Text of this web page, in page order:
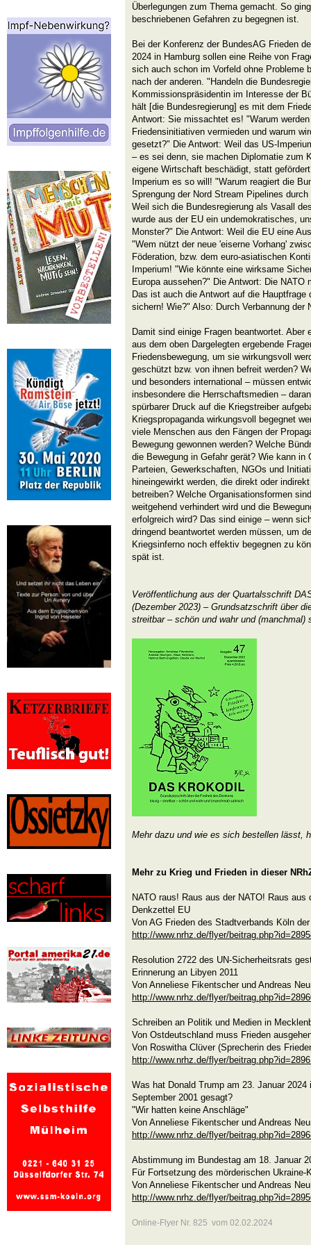
Überlegungen zum Thema gemacht. So
beschriebenen Gefahren zu begegnen ist.
Bei der Konferenz der BundesAG Frieden
2024 in Hamburg sollen eine Reihe von
sich auch schon im Vorfeld ohne Probleme
nach der anderen. "Handeln die
Kommissionspräsidentin im Interesse der
hält [die Bundesregierung] es mit dem
Antwort: Sie missachtet es! "Warum
Friedensinitiativen vermieden und warum
gesetzt?" Die Antwort: Weil das US-
– es sei denn, sie machen Diplomatie zum
eigene Wirtschaft beschädigt, statt
Imperium es so will! "Warum reagiert die
Sprengung der Nord Stream Pipelines
Weil sich die Bundesregierung als Vasall
wurde aus der EU ein undemokratisches,
Monster?" Die Antwort: Weil die EU eine
"Wem nützt der neue 'eiserne Vorhang'
Föderation, bzw. dem euro-asiatischen
Imperium! "Wie könnte eine wirksame
Europa aussehen?" Die Antwort: Die
Das ist auch die Antwort auf die
sichern! Wie?" Also: Durch Verbannung der
Damit sind einige Fragen beantwortet.
aus dem oben Dargelegten ergebende
Friedensbewegung, um sie wirkungsvoll
geschützt bzw. von ihnen befreit werden?
und besonders international – müssen
insbesondere die Herrschaftsmedien –
spürbarer Druck auf die Kriegstreiber
Kriegspropaganda wirkungsvoll begegnet
viele Menschen aus den Fängen der
Bewegung gewonnen werden? Welche
die Bewegung in Gefahr gerät? Wie kann in
Parteien, Gewerkschaften, NGOs und
hineingewirkt werden, die direkt oder
betreiben? Welche Organisationsformen
weitgehend verhindert wird und die
erfolgreich wird? Das sind einige – wenn
dringend beantwortet werden müssen, um
Kriegsinferno noch effektiv begegnen zu
spät ist.
Veröffentlichung aus der Quartalsschrift
(Dezember 2023) – Grundsatzschrift über
streitbar – schön und wahr und (manchmal)
Mehr dazu und wie es sich bestellen lässt,
Mehr zu Krieg und Frieden in dieser
NATO raus! Raus aus der NATO! Raus aus
Denkzettel EU
Von AG Frieden des Stadtverbands Köln
http://www.nrhz.de/flyer/
Resolution 2722 des UN-Sicherheitsrats
Erinnerung an Libyen 2011
Von Anneliese Fikentscher und Andreas
http://www.nrhz.de/flyer/
Schreiben an Politik und Medien in
Von Ostdeutschland muss Frieden
Von Roswitha Clüver (Sprecherin des
http://www.nrhz.de/flyer/
Was hat Donald Trump am 23. Januar 2024
September 2001 gesagt?
"Wir hatten keine Anschläge"
Von Anneliese Fikentscher und Andreas
http://www.nrhz.de/flyer/
Abstimmung im Bundestag am 18. Januar
Für Fortsetzung des mörderischen Ukraine-
Von Anneliese Fikentscher und Andreas
http://www.nrhz.de/flyer/
Online-Flyer Nr. 825 vom 02.02.2024